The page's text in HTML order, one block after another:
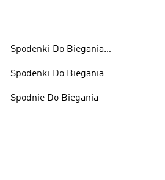
Spodenki Do Biegania
Spodenki Do Biegania
Spodnie Do Biegania